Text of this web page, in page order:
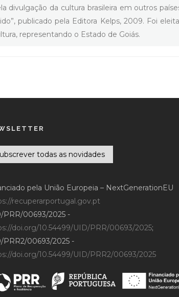
divulgação da cultura brasileira em outros
publicado pela Editora Kelps, 2009. Foi
representando o Estado de Goiás.
todas as novidades
pela União Europeia – NextGenerationEU
recuperarportugal.gov.pt
PRR/00693/2025 -
doi.org/10.54499/UID/PRR/00693/2025;
PRR2/00693/2025 -
doi.org/10.54499/UID/PRR2/00693/2025